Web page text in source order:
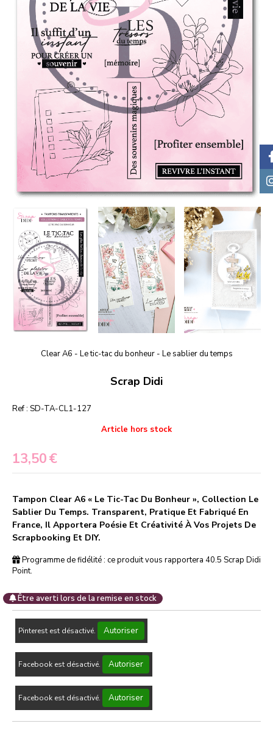
Clear A6 - Le tic-tac du bonheur - Le sablier du temps
Scrap Didi
Ref : SD-TA-CL1-127
13,50€
Article hors stock
Tampon Clear A6 « Le Tic-Tac Du Bonheur », Collection Le
Sablier Du Temps. Transparent, Pratique Et Fabriqué En
France, Il Apportera Poésie Et Créativité À Vos Projets De
Scrapbooking Et DIY.
Programme de fidélité : ce produit vous rapportera 40.5 Scrap Didi
Point.
Être averti lors de la remise en stock
Pinterest est désactivé. Autoriser
Facebook est désactivé. Autoriser
Facebook est désactivé. Autoriser